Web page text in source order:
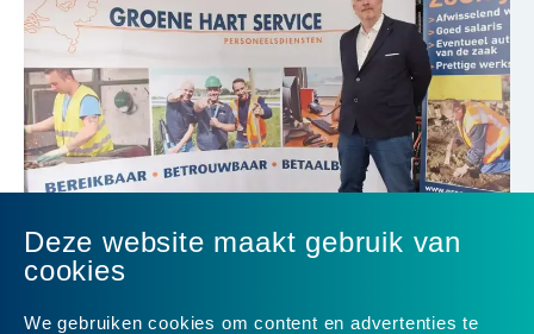
Deze website maakt gebruik van
cookies
We gebruiken cookies om content en advertenties te